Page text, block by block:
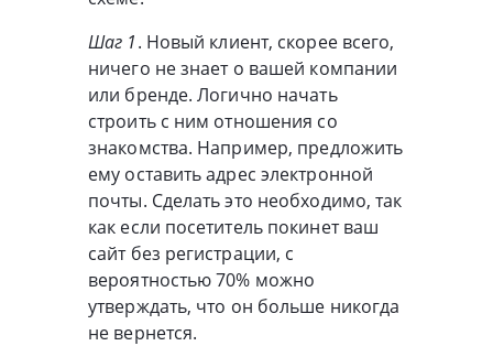
Шаг 1. Новый клиент, скорее всего,
ничего не знает о вашей компании
или бренде. Логично начать
строить с ним отношения со
знакомства. Например, предложить
ему оставить адрес электронной
почты. Сделать это необходимо, так
как если посетитель покинет ваш
сайт без регистрации, с
вероятностью 70% можно
утверждать, что он больше никогда
не вернется.